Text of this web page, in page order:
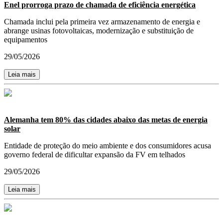
Enel prorroga prazo de chamada de eficiência energética
Chamada inclui pela primeira vez armazenamento de energia e
abrange usinas fotovoltaicas, modernização e substituição de
equipamentos
29/05/2026
Leia mais
Alemanha tem 80% das cidades abaixo das metas de energia
solar
Entidade de proteção do meio ambiente e dos consumidores acusa
governo federal de dificultar expansão da FV em telhados
29/05/2026
Leia mais